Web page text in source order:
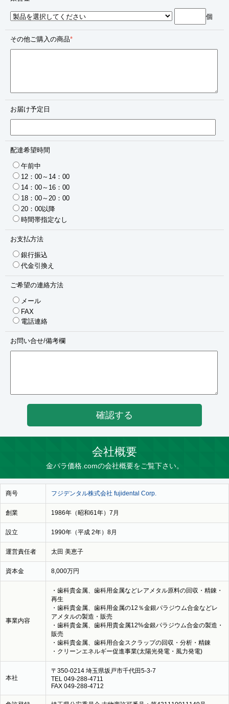
個
その他ご購入の商品*
お届け予定日
配達希望時間
午前中
12：00～14：00
14：00～16：00
18：00～20：00
20：00以降
時間帯指定なし
お支払方法
銀行振込
代金引換え
ご希望の連絡方法
メール
FAX
電話連絡
お問い合せ/備考欄
会社概要
金パラ価格.comの会社概要をご覧下さい。
商号 フジデンタル株式会社 fujidental Corp.
創業 1986年（昭和61年）7月
設立 1990年（平成 2年）8月
運営責任者 太田 美恵子
資本金 8,000万円
事業内容
・歯科貴金属、歯科用金属などレアメタル原料の回収・精錬・
再生
・歯科貴金属、歯科用金属の12％金銀パラジウム合金などレ
アメタルの製造・販売
・歯科貴金属、歯科用貴金属12%金銀パラジウム合金の製造・
販売
・歯科貴金属、歯科用合金スクラップの回収・分析・精錬
・クリーンエネルギー促進事業(太陽光発電・風力発電)
本社
〒350-0214 埼玉県坂戸市千代田5-3-7
TEL 049-288-4711
FAX 049-288-4712